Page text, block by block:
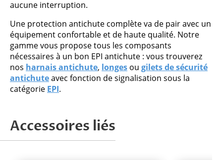
aucune interruption.
Une protection antichute complète va de pair avec un
équipement confortable et de haute qualité. Notre
gamme vous propose tous les composants
nécessaires à un bon EPI antichute : vous trouverez
nos harnais antichute, longes ou gilets de sécurité
antichuteavec fonction de signalisation sous la
catégorie EPI.
Accessoires liés